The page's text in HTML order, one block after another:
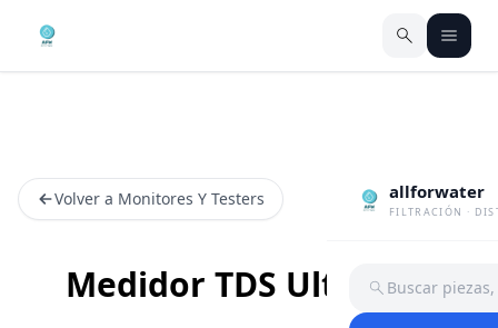
allforwater
FILTRACIÓN ·
Buscar
Volver a Monitores Y Testers
Medidor TDS Ultrapen